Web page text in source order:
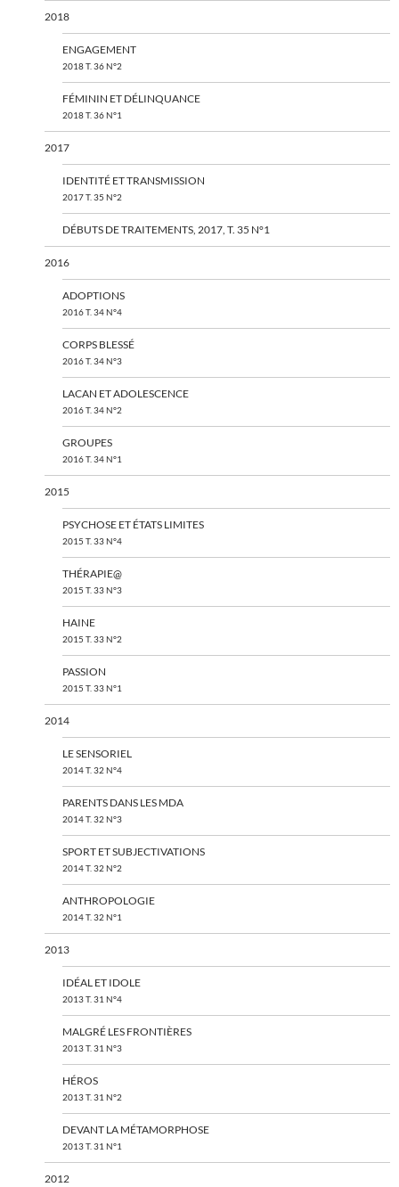
2018
ENGAGEMENT
2018 T. 36 N°2
FÉMININ ET DÉLINQUANCE
2018 T. 36 N°1
2017
IDENTITÉ ET TRANSMISSION
2017 T. 35 N°2
DÉBUTS DE TRAITEMENTS, 2017, T. 35 N°1
2016
ADOPTIONS
2016 T. 34 N°4
CORPS BLESSÉ
2016 T. 34 N°3
LACAN ET ADOLESCENCE
2016 T. 34 N°2
GROUPES
2016 T. 34 N°1
2015
PSYCHOSE ET ÉTATS LIMITES
2015 T. 33 N°4
THÉRAPIE@
2015 T. 33 N°3
HAINE
2015 T. 33 N°2
PASSION
2015 T. 33 N°1
2014
LE SENSORIEL
2014 T. 32 N°4
PARENTS DANS LES MDA
2014 T. 32 N°3
SPORT ET SUBJECTIVATIONS
2014 T. 32 N°2
ANTHROPOLOGIE
2014 T. 32 N°1
2013
IDÉAL ET IDOLE
2013 T. 31 N°4
MALGRÉ LES FRONTIÈRES
2013 T. 31 N°3
HÉROS
2013 T. 31 N°2
DEVANT LA MÉTAMORPHOSE
2013 T. 31 N°1
2012